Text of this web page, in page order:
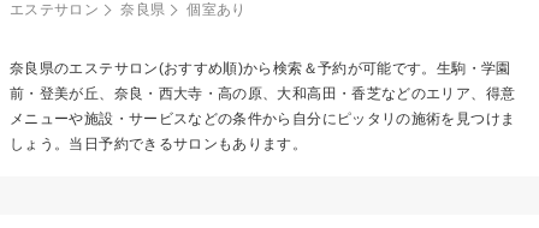
エステサロン 奈良県 個室あり
奈良県のエステサロン(おすすめ順)から検索＆予約が可能です。生駒・学園
前・登美が丘、奈良・西大寺・高の原、大和高田・香芝などのエリア、得意
メニューや施設・サービスなどの条件から自分にピッタリの施術を見つけま
しょう。当日予約できるサロンもあります。